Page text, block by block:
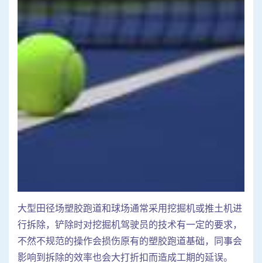
大型田径场塑胶跑道和球场通常采用挖掘机或推土机进
行拆除，铲除时对挖掘机驾驶员的技术有一定的要求，
不然不规范的操作会损伤原有的塑胶跑道基础，同事会
影响到拆除的效率也会大打折扣而造成工期的延误。